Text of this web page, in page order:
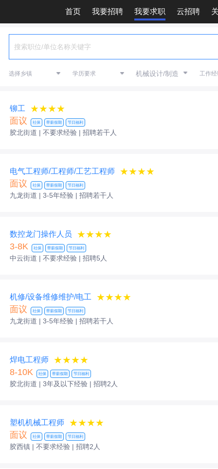
首页 我要招聘 我要求职 云招聘
机械设计/制造
铆工 ★★★★
面议 社保 带薪假期 节日福利
胶北街道 | 不要求经验 | 招聘若干人
电气工程师/工程师/工艺工程师 ★★★★
面议 社保 带薪假期 节日福利
九龙街道 | 3-5年经验 | 招聘若干人
数控龙门操作人员 ★★★★
3-8K 社保 带薪假期 节日福利
中云街道 | 不要求经验 | 招聘5人
机修/设备维修维护/电工 ★★★★
面议 社保 带薪假期 节日福利
九龙街道 | 3-5年经验 | 招聘若干人
焊电工程师 ★★★★
8-10K 社保 带薪假期 节日福利
胶北街道 | 3年及以下经验 | 招聘2人
塑机机械工程师 ★★★★
面议 社保 带薪假期 节日福利
胶西镇 | 不要求经验 | 招聘2人